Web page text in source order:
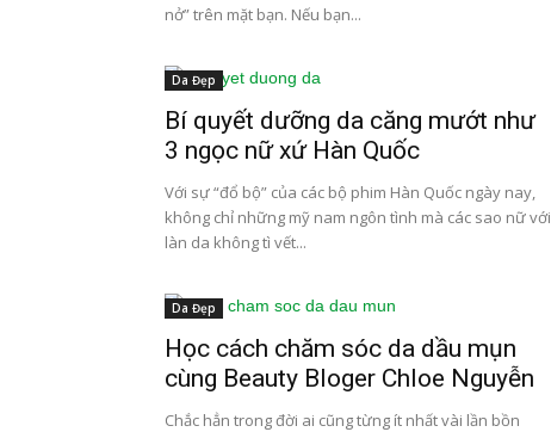
nở” trên mặt bạn. Nếu bạn...
Da Đẹp
Bí quyết dưỡng da căng mướt như
3 ngọc nữ xứ Hàn Quốc
Với sự “đổ bộ” của các bộ phim Hàn Quốc ngày nay,
không chỉ những mỹ nam ngôn tình mà các sao nữ với
làn da không tì vết...
Da Đẹp
Học cách chăm sóc da dầu mụn
cùng Beauty Bloger Chloe Nguyễn
Chắc hẳn trong đời ai cũng từng ít nhất vài lần bồn